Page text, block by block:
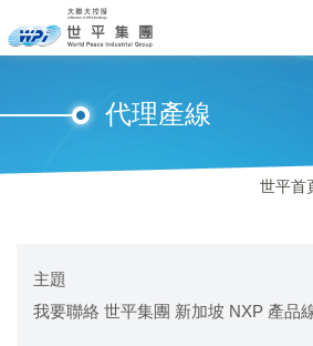
代理產線
世平首
主題
我要聯絡 世平集團 新加坡 NXP 產品